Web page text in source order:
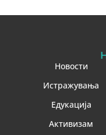
Новости
Истражувања
Едукација
Активизам